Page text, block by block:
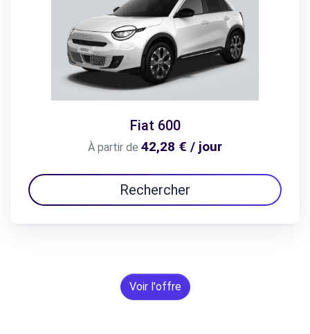
Fiat 600
À partir de 42,28 € / jour
Rechercher
Voir l'offre